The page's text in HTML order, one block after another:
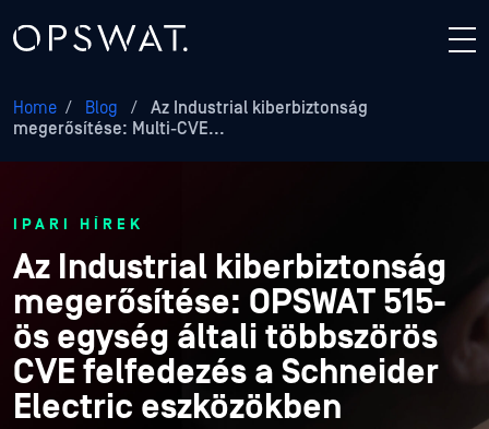
Home / Blog /
Az Industrial kiberbiztonság
megerősítése: Multi-CVE...
IPARI HÍREK
Az Industrial kiberbiztonság
megerősítése: OPSWAT 515-
ös egység általi többszörös
CVE felfedezés a Schneider
Electric eszközökben